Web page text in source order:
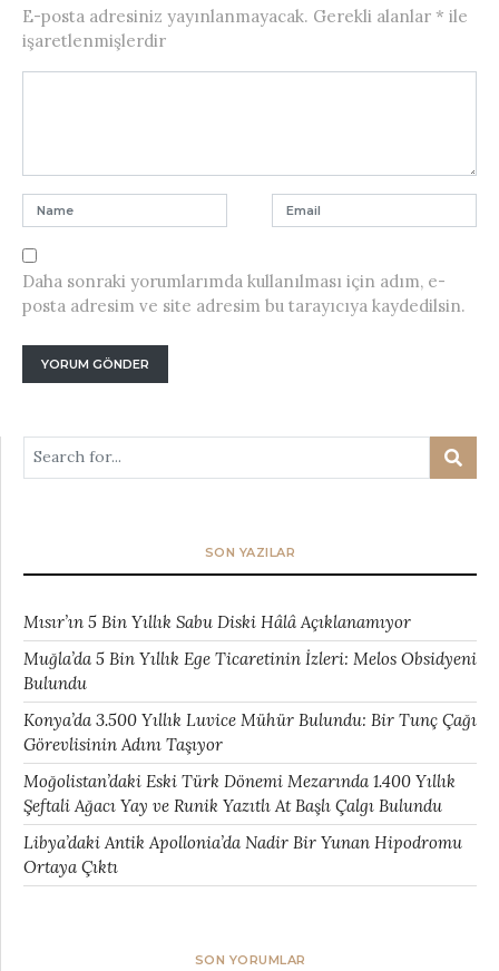
E-posta adresiniz yayınlanmayacak. Gerekli alanlar * ile
işaretlenmişlerdir
Daha sonraki yorumlarımda kullanılması için adım, e-
posta adresim ve site adresim bu tarayıcıya kaydedilsin.
SON YAZILAR
Mısır’ın 5 Bin Yıllık Sabu Diski Hâlâ Açıklanamıyor
Muğla’da 5 Bin Yıllık Ege Ticaretinin İzleri: Melos Obsidyeni
Bulundu
Konya’da 3.500 Yıllık Luvice Mühür Bulundu: Bir Tunç Çağı
Görevlisinin Adını Taşıyor
Moğolistan’daki Eski Türk Dönemi Mezarında 1.400 Yıllık
Şeftali Ağacı Yay ve Runik Yazıtlı At Başlı Çalgı Bulundu
Libya’daki Antik Apollonia’da Nadir Bir Yunan Hipodromu
Ortaya Çıktı
SON YORUMLAR